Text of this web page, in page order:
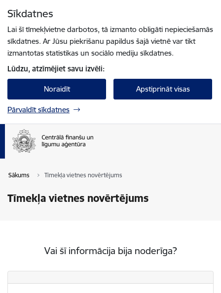
Sīkdatnes
Lai šī tīmekļvietne darbotos, tā izmanto obligāti nepieciešamās
sīkdatnes. Ar Jūsu piekrišanu papildus šajā vietnē var tikt
izmantotas statistikas un sociālo mediju sīkdatnes.
Lūdzu, atzīmējiet savu izvēli:
Noraidīt Apstiprināt visas
Pārvaldīt sīkdatnes
Sākums Tīmekļa vietnes novērtējums
Tīmekļa vietnes novērtējums
Vai šī informācija bija noderīga?
Vai šī informācija bija noderīga?